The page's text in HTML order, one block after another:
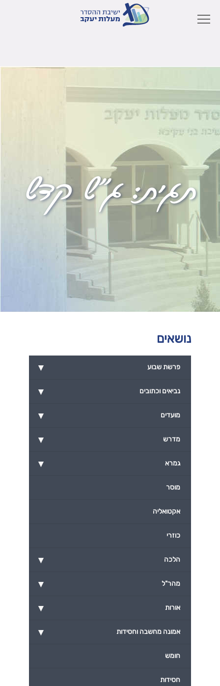
תגית:ג"ש קדש
נושאים
▾ פרשת שבוע
▾ נביאים וכתובים
▾ מועדים
▾ מדרש
▾ גמרא
מוסר
אקטואליה
כוזרי
▾ הלכה
▾ מהר"ל
▾ אורות
▾ אמונה מחשבה וחסידות
חומש
חסידות